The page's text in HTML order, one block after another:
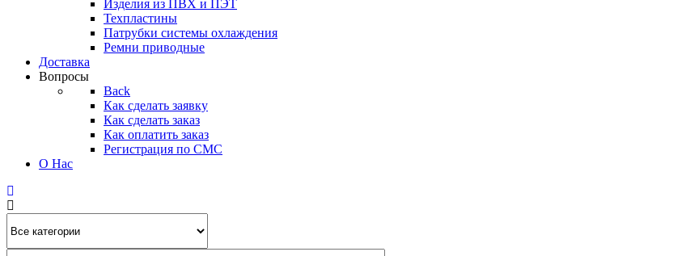
Изделия из ПВХ и ПЭТ
Техпластины
Патрубки системы охлаждения
Ремни приводные
Доставка
Вопросы
Back
Как сделать заявку
Как сделать заказ
Как оплатить заказ
Регистрация по СМС
О Нас